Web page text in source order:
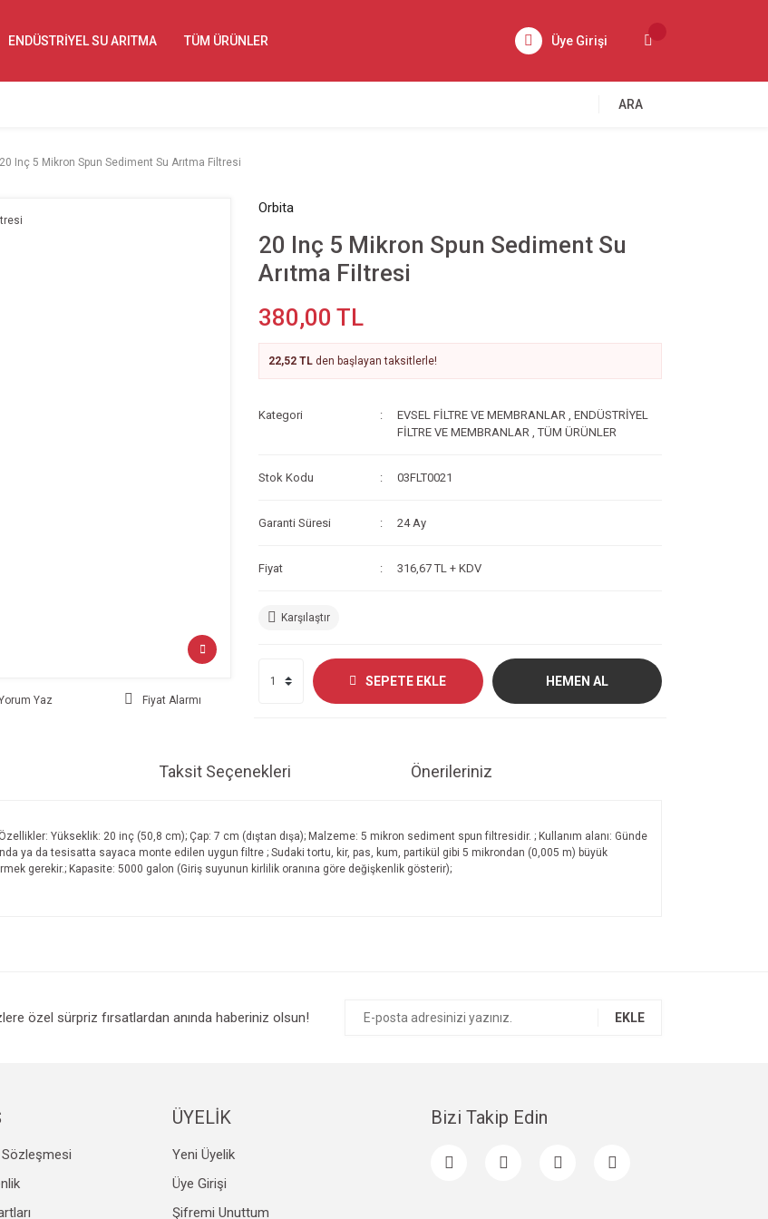
ENDÜSTRİYEL SU ARITMA TÜM ÜRÜNLER Üye Girişi
ARA
20 Inç 5 Mikron Spun Sediment Su Arıtma Filtresi
Yaz Fiyat Alarmı
Orbita
20 Inç 5 Mikron Spun Sediment Su
Arıtma Filtresi
380,00 TL
22,52 TL den başlayan taksitlerle!
Kategori EVSEL FİLTRE VE MEMBRANLAR , ENDÜSTRİYEL
FİLTRE VE MEMBRANLAR ,TÜM ÜRÜNLER
Stok Kodu 03FLT0021
Garanti Süresi 24 Ay
Fiyat 316,67 TL + KDV
Karşılaştır
SEPETE EKLE HEMEN AL
Taksit Seçenekleri Önerileriniz
Özellikler: Yükseklik: 20 inç (50,8 cm); Çap: 7 cm (dıştan dışa); Malzeme: 5 mikron sediment spun filtresidir. ; Kullanım alanı: Günde
ya da tesisatta sayaca monte edilen uygun filtre ; Sudaki tortu, kir, pas, kum, partikül gibi 5 mikrondan (0,005 m) büyük
gerekir.; Kapasite: 5000 galon (Giriş suyunun kirlilik oranına göre değişkenlik gösterir);
Gönder
özel sürpriz fırsatlardan anında haberiniz olsun! EKLE
ÜYELİK
Yeni Üyelik
Üye Girişi
Şifremi Unuttum
Bizi Takip Edin